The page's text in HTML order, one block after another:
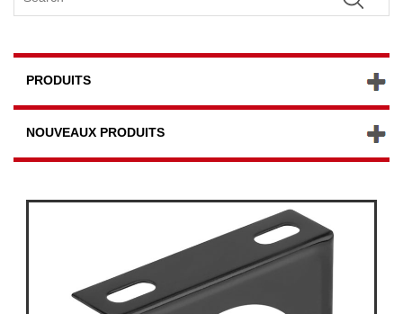
PRODUITS
NOUVEAUX PRODUITS